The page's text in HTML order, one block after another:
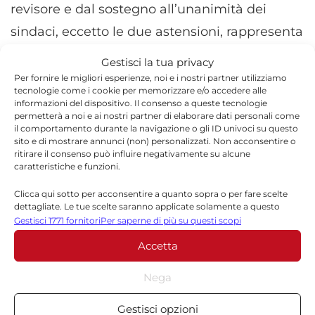
Gestisci la tua privacy
Per fornire le migliori esperienze, noi e i nostri partner utilizziamo
tecnologie come i cookie per memorizzare e/o accedere alle
informazioni del dispositivo. Il consenso a queste tecnologie
permetterà a noi e ai nostri partner di elaborare dati personali come
il comportamento durante la navigazione o gli ID univoci su questo
sito e di mostrare annunci (non) personalizzati. Non acconsentire o
ritirare il consenso può influire negativamente su alcune
caratteristiche e funzioni.
Clicca qui sotto per acconsentire a quanto sopra o per fare scelte
dettagliate. Le tue scelte saranno applicate solamente a questo
sito. È possibile modificare le impostazioni in qualsiasi momento,
compreso il ritiro del consenso, utilizzando i pulsanti della Cookie
Policy o cliccando sul pulsante di gestione del consenso nella parte
inferiore dello schermo.
Statistiche
Gestisci 1771 fornitoriPer saperne di più su questi scopi
Accetta
Nega
Gestisci opzioni
revisore e dal sostegno all’unanimità dei
sindaci, eccetto le due astensioni, rappresenta
mira a garantire continuità, trasparenza e un
servizio idrico più efficiente per l’intero
territorio ibleo.
Iblea Acque Spa conferma così la volontà di
investimento, con l’obiettivo di offrire ai
cittadini un servizio moderno, affidabile e
capace di rispondere alle esigenze di una
futuro.